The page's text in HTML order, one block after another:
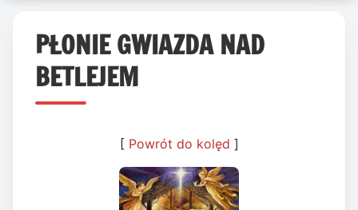
PŁONIE GWIAZDA NAD
BETLEJEM
[ Powrót do kolęd ]